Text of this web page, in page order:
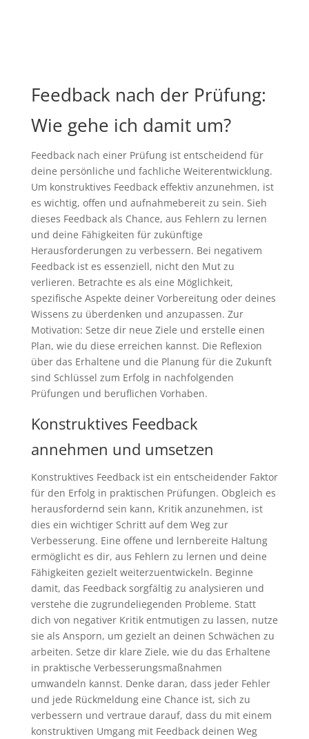
Feedback nach der Prüfung:
Wie gehe ich damit um?
Feedback nach einer Prüfung ist entscheidend für
deine persönliche und fachliche Weiterentwicklung.
Um konstruktives Feedback effektiv anzunehmen, ist
es wichtig, offen und aufnahmebereit zu sein. Sieh
dieses Feedback als Chance, aus Fehlern zu lernen
und deine Fähigkeiten für zukünftige
Herausforderungen zu verbessern. Bei negativem
Feedback ist es essenziell, nicht den Mut zu
verlieren. Betrachte es als eine Möglichkeit,
spezifische Aspekte deiner Vorbereitung oder deines
Wissens zu überdenken und anzupassen. Zur
Motivation: Setze dir neue Ziele und erstelle einen
Plan, wie du diese erreichen kannst. Die Reflexion
über das Erhaltene und die Planung für die Zukunft
sind Schlüssel zum Erfolg in nachfolgenden
Prüfungen und beruflichen Vorhaben.
Konstruktives Feedback
annehmen und umsetzen
Konstruktives Feedback ist ein entscheidender Faktor
für den Erfolg in praktischen Prüfungen. Obgleich es
herausfordernd sein kann, Kritik anzunehmen, ist
dies ein wichtiger Schritt auf dem Weg zur
Verbesserung. Eine offene und lernbereite Haltung
ermöglicht es dir, aus Fehlern zu lernen und deine
Fähigkeiten gezielt weiterzuentwickeln. Beginne
damit, das Feedback sorgfältig zu analysieren und
verstehe die zugrundeliegenden Probleme. Statt
dich von negativer Kritik entmutigen zu lassen, nutze
sie als Ansporn, um gezielt an deinen Schwächen zu
arbeiten. Setze dir klare Ziele, wie du das Erhaltene
in praktische Verbesserungsmaßnahmen
umwandeln kannst. Denke daran, dass jeder Fehler
und jede Rückmeldung eine Chance ist, sich zu
verbessern und vertraue darauf, dass du mit einem
konstruktiven Umgang mit Feedback deinen Weg